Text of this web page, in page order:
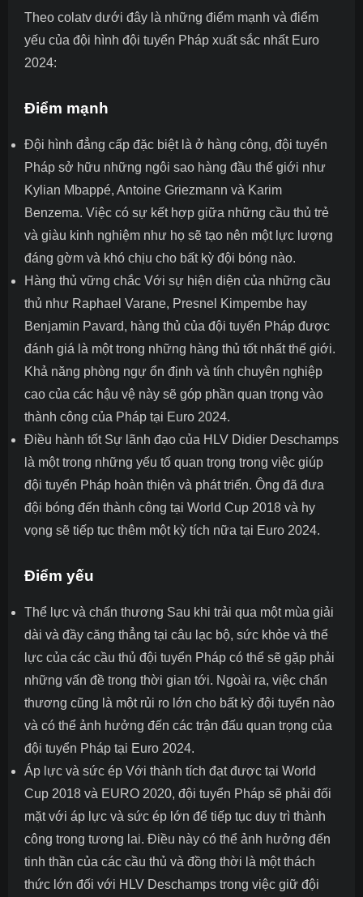
Theo colatv dưới đây là những điểm mạnh và điểm
yếu của đội hình đội tuyển Pháp xuất sắc nhất Euro
2024:
Điểm mạnh
Đội hình đẳng cấp đặc biệt là ở hàng công, đội tuyển
Pháp sở hữu những ngôi sao hàng đầu thế giới như
Kylian Mbappé, Antoine Griezmann và Karim
Benzema. Việc có sự kết hợp giữa những cầu thủ trẻ
và giàu kinh nghiệm như họ sẽ tạo nên một lực lượng
đáng gờm và khó chịu cho bất kỳ đội bóng nào.
Hàng thủ vững chắc Với sự hiện diện của những cầu
thủ như Raphael Varane, Presnel Kimpembe hay
Benjamin Pavard, hàng thủ của đội tuyển Pháp được
đánh giá là một trong những hàng thủ tốt nhất thế giới.
Khả năng phòng ngự ổn định và tính chuyên nghiệp
cao của các hậu vệ này sẽ góp phần quan trọng vào
thành công của Pháp tại Euro 2024.
Điều hành tốt Sự lãnh đạo của HLV Didier Deschamps
là một trong những yếu tố quan trọng trong việc giúp
đội tuyển Pháp hoàn thiện và phát triển. Ông đã đưa
đội bóng đến thành công tại World Cup 2018 và hy
vọng sẽ tiếp tục thêm một kỳ tích nữa tại Euro 2024.
Điểm yếu
Thể lực và chấn thương Sau khi trải qua một mùa giải
dài và đầy căng thẳng tại câu lạc bộ, sức khỏe và thể
lực của các cầu thủ đội tuyển Pháp có thể sẽ gặp phải
những vấn đề trong thời gian tới. Ngoài ra, việc chấn
thương cũng là một rủi ro lớn cho bất kỳ đội tuyển nào
và có thể ảnh hưởng đến các trận đấu quan trọng của
đội tuyển Pháp tại Euro 2024.
Áp lực và sức ép Với thành tích đạt được tại World
Cup 2018 và EURO 2020, đội tuyển Pháp sẽ phải đối
mặt với áp lực và sức ép lớn để tiếp tục duy trì thành
công trong tương lai. Điều này có thể ảnh hưởng đến
tinh thần của các cầu thủ và đồng thời là một thách
thức lớn đối với HLV Deschamps trong việc giữ đội